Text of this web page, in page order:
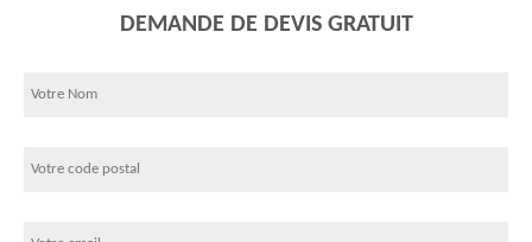
DEMANDE DE DEVIS GRATUIT